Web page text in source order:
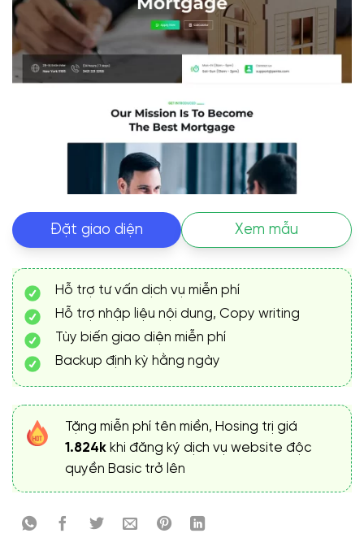
Đặt giao diện Xem mẫu
Hỗ trợ tư vấn dịch vụ miễn phí
Hỗ trợ nhập liệu nội dung, Copy writing
Tùy biến giao diện miễn phí
Backup định kỳ hằng ngày
Tặng miễn phí tên miền, Hosing trị giá
1.824k khi đăng ký dịch vụ website độc
quyền Basic trở lên